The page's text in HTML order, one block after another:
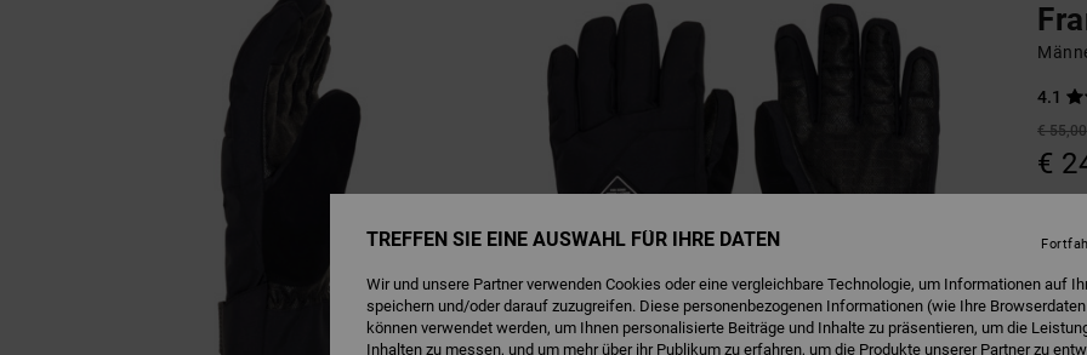
4.1
€ 55,00
€
Farbe
TREFFEN SIE EINE AUSWAHL FÜR IHRE DATEN
Wir und unsere Partner verwenden Cookies oder eine vergleichbare Technologie, um Informationen auf
speichern und/oder darauf zuzugreifen. Diese personenbezogenen Informationen (wie Ihre
können verwendet werden, um Ihnen personalisierte Beiträge und Inhalte zu präsentieren, um die
Inhalten zu messen, und um mehr über ihr Publikum zu erfahren, um die Produkte unserer Partner zu